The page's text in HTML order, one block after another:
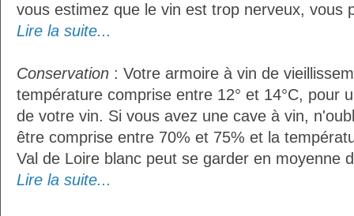
vous estimez que le vin est trop nerveux, vous
Lire la suite...
Conservation : Votre armoire à vin de
température comprise entre 12° et 14°C, pour
de votre vin. Si vous avez une cave à vin,
être comprise entre 70% et 75% et la
Val de Loire blanc peut se garder en moyenne
Lire la suite...